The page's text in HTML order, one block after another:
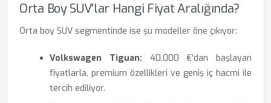
Orta Boy SUV'lar Hangi Fiyat Aralığında?
Orta boy SUV segmentinde ise şu modeller öne çıkıyor:
Volkswagen Tiguan: 40.000 €'dan başlayan
fiyatlarla, premium özellikleri ve geniş iç hacmi ile
tercih ediliyor.